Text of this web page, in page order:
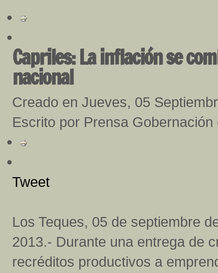
Capriles: La inflación se
nacional
Creado en Jueves, 05
Escrito por Prensa Gobernación
Tweet
Los Teques, 05 de septiembre
2013.- Durante una entrega de
recréditos productivos a